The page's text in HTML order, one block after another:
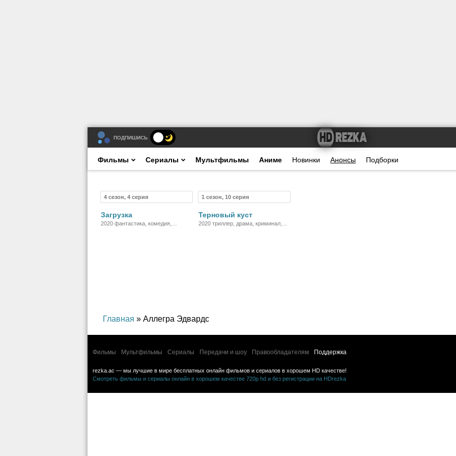
ПОДПИШИСЬ
Фильмы Сериалы Мультфильмы Аниме Новинки Анонсы Подборки
4 сезон, 4 серия
Загрузка
2020 фантастика, комедия,
1 сезон, 10 серия
Терновый куст
2020 триллер, драма, криминал,
Главная » Аллегра Эдвардс
Фильмы Мультфильмы Сериалы Передачи и шоу Правообладателям Поддержка
rezka.ac — мы лучшие в мире бесплатных онлайн фильмов и сериалов в хорошем HD качестве!
Смотреть фильмы и сериалы онлайн в хорошем качестве 720p hd и без регистрации на HDrezka